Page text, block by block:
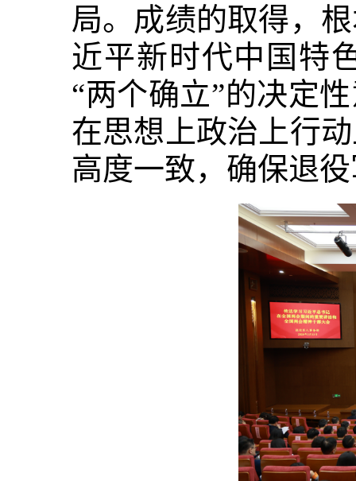
局。成绩的取得，
近平新时代中国特
“两个确立”的决定
在思想上政治上行
高度一致，确保退